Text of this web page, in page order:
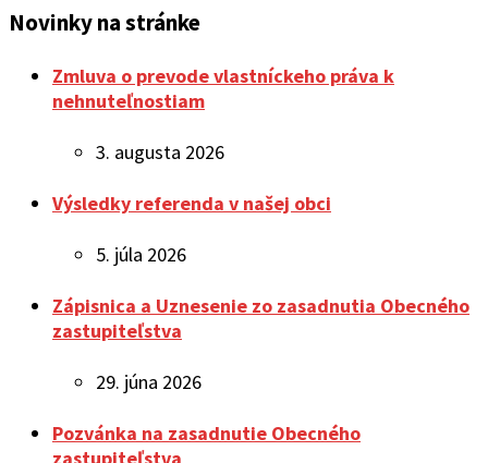
Novinky na stránke
Zmluva o prevode vlastníckeho práva k
nehnuteľnostiam
3. augusta 2026
Výsledky referenda v našej obci
5. júla 2026
Zápisnica a Uznesenie zo zasadnutia Obecného
zastupiteľstva
29. júna 2026
Pozvánka na zasadnutie Obecného
zastupiteľstva